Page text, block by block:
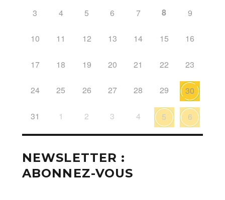
3 4 5 6 7 8 9
10 11 12 13 14 15 16
17 18 19 20 21 22 23
24 25 26 27 28 29 30
31 1 2 3 4 5 6
NEWSLETTER :
ABONNEZ-VOUS